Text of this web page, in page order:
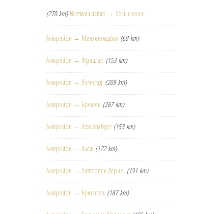
(270 km) Вестманнаэйяр → Кёльн-Бонн
Акюрейри → Менхенгладбах (60 km)
Акюрейри → Фрицлар (153 km)
Акюрейри → Лелистад (209 km)
Акюрейри → Бремен (267 km)
Акюрейри → Люксембург (153 km)
Акюрейри → Льеж (122 km)
Акюрейри → Антверпен Дёрне (191 km)
Акюрейри → Брюссель (187 km)